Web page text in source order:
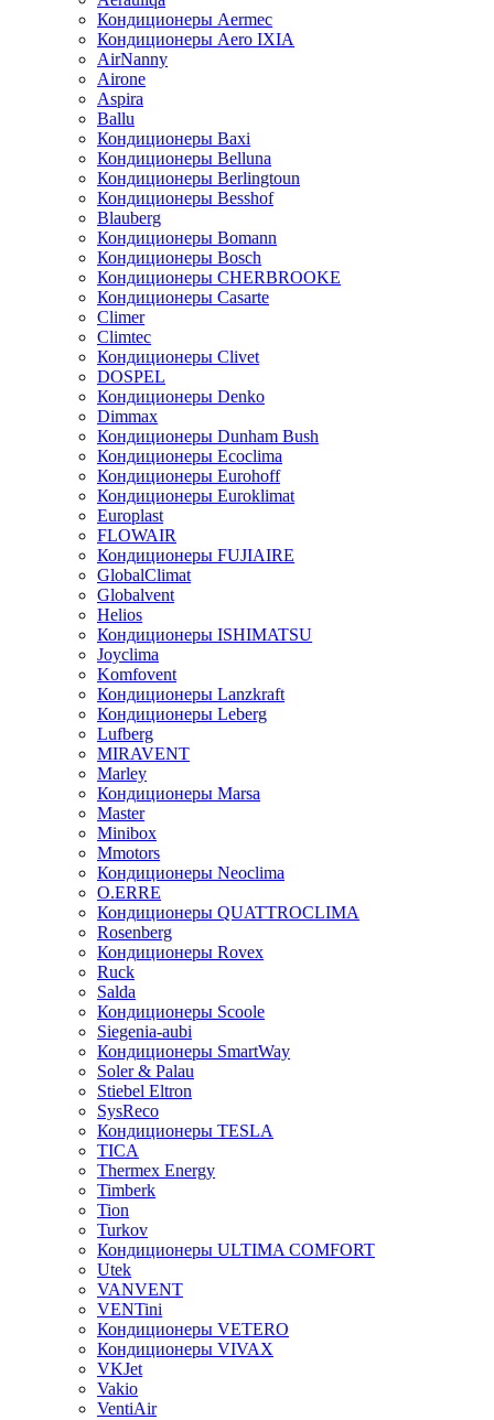
Кондиционеры Aermec
Кондиционеры Aero IXIA
AirNanny
Airone
Aspira
Ballu
Кондиционеры Baxi
Кондиционеры Belluna
Кондиционеры Berlingtoun
Кондиционеры Besshof
Blauberg
Кондиционеры Bomann
Кондиционеры Bosch
Кондиционеры CHERBROOKE
Кондиционеры Casarte
Climer
Climtec
Кондиционеры Clivet
DOSPEL
Кондиционеры Denko
Dimmax
Кондиционеры Dunham Bush
Кондиционеры Ecoclima
Кондиционеры Eurohoff
Кондиционеры Euroklimat
Europlast
FLOWAIR
Кондиционеры FUJIAIRE
GlobalClimat
Globalvent
Helios
Кондиционеры ISHIMATSU
Joyclima
Komfovent
Кондиционеры Lanzkraft
Кондиционеры Leberg
Lufberg
MIRAVENT
Marley
Кондиционеры Marsa
Master
Minibox
Mmotors
Кондиционеры Neoclima
O.ERRE
Кондиционеры QUATTROCLIMA
Rosenberg
Кондиционеры Rovex
Ruck
Salda
Кондиционеры Scoole
Siegenia-aubi
Кондиционеры SmartWay
Soler & Palau
Stiebel Eltron
SysReco
Кондиционеры TESLA
TICA
Thermex Energy
Timberk
Tion
Turkov
Кондиционеры ULTIMA COMFORT
Utek
VANVENT
VENTini
Кондиционеры VETERO
Кондиционеры VIVAX
VKJet
Vakio
VentiAir